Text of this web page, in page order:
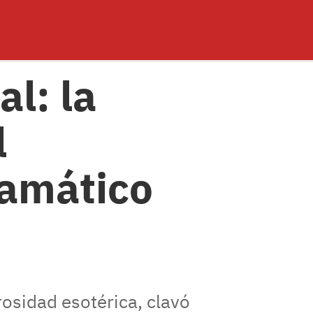
la
esotérica, clavó